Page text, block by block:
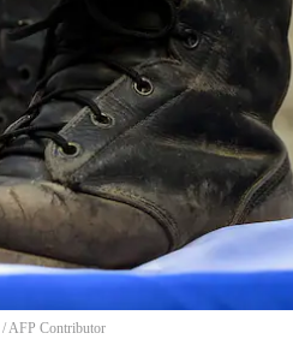
/AFP Contributor